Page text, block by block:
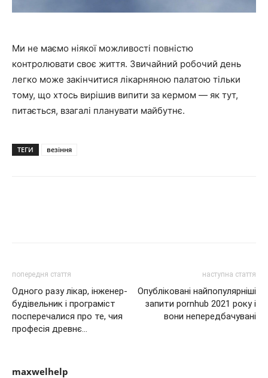
Ми не маємо ніякої можливості повністю
контролювати своє життя. Звичайний робочий день
легко може закінчитися лікарняною палатою тільки
тому, що хтось вирішив випити за кермом — як тут,
питається, взагалі планувати майбутнє.
ТЕГИ везіння
попередня стаття
Одного разу лікар, інженер-
будівельник і програміст
посперечалися про те, чия
професія древнє…
наступна стаття
Опубліковані найпопулярніші
запити pornhub 2021 року і
вони непередбачувані
maxwelhelp